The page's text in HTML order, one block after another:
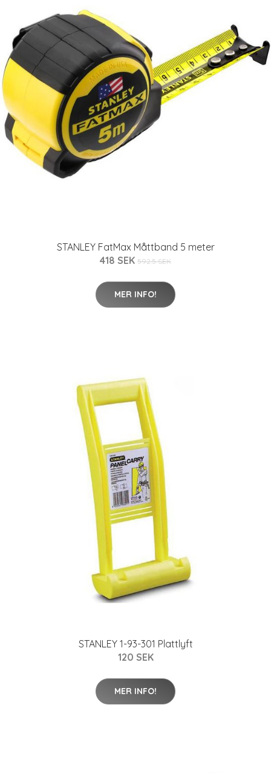
STANLEY FatMax Måttband 5 meter
418 SEK 592.5 SEK
MER INFO!
STANLEY 1-93-301 Plattlyft
120 SEK
MER INFO!